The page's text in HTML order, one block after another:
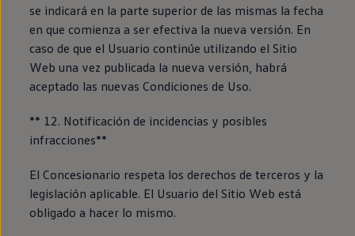
se indicará en la parte superior de las mismas la fecha
en que comienza a ser efectiva la nueva versión. En
caso de que el Usuario continúe utilizando el Sitio
Web una vez publicada la nueva versión, habrá
aceptado las nuevas Condiciones de Uso.
** 12. Notificación de incidencias y posibles
infracciones**
El Concesionario respeta los derechos de terceros y la
legislación aplicable. El Usuario del Sitio Web está
obligado a hacer lo mismo.